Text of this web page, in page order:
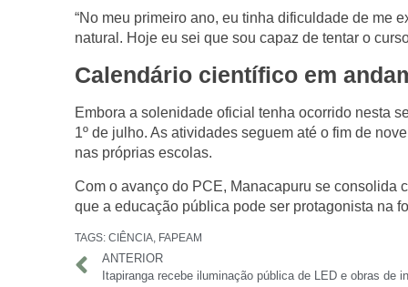
“No meu primeiro ano, eu tinha dificuldade de me
natural. Hoje eu sei que sou capaz de tentar o
Calendário científico em
Embora a solenidade oficial tenha ocorrido nesta
1º de julho. As atividades seguem até o fim de
nas próprias escolas.
Com o avanço do PCE, Manacapuru se consolida
que a educação pública pode ser protagonista na
TAGS: CIÊNCIA, FAPEAM
ANTERIOR